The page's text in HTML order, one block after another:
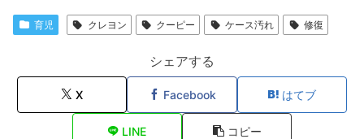
育児 クレヨン クーピー ケース汚れ 修復
シェアする
X Facebook はてブ
LINE コピー